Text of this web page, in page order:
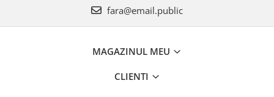
fara@email.public
MAGAZINUL MEU
CLIENTI